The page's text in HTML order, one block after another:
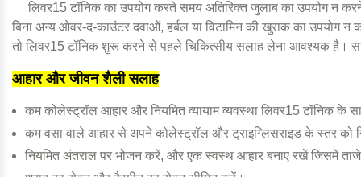
लिवर15 टॉनिक का उपयोग करते समय अतिरिक्त जुलाब का उपयोग न
बिना अन्य ओवर-द-काउंटर दवाओं, हर्बल या विटामिन की खुराक का उपयोग न
तो लिवर15 टॉनिक शुरू करने से पहले चिकित्सीय सलाह लेना आवश्यक है।
आहार और जीवन शैली सलाह
कम कोलेस्ट्रॉल आहार और नियमित व्यायाम व्यवस्था लिवर15 टॉनिक के
कम वसा वाले आहार से अपने कोलेस्ट्रॉल और ट्राइग्लिसराइड के स्तर को
नियमित अंतराल पर भोजन करें, और एक स्वस्थ आहार बनाए रखें जिसमें